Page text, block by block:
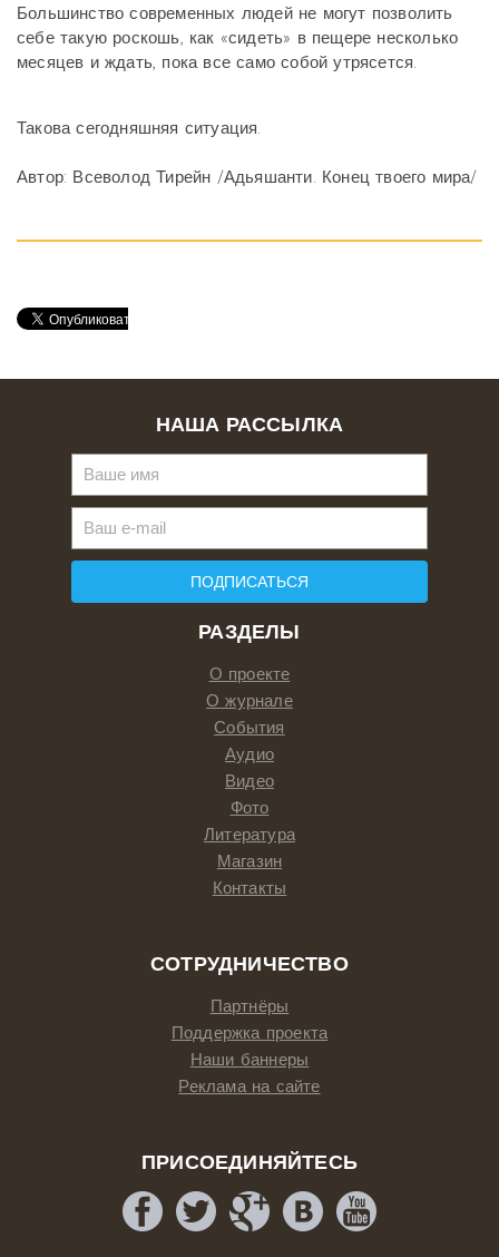
Большинство современных людей не могут позволить
себе такую роскошь, как «сидеть» в пещере несколько
месяцев и ждать, пока все само собой утрясется.
Такова сегодняшняя ситуация.
Автор: Всеволод Тирейн /Адьяшанти. Конец твоего мира/
РАЗДЕЛЫ
О проекте
О журнале
События
Аудио
Видео
Фото
Литература
Магазин
Контакты
СОТРУДНИЧЕСТВО
Партнёры
Поддержка проекта
Наши баннеры
Реклама на сайте
ПРИСОЕДИНЯЙТЕСЬ
НАША РАССЫЛКА
ПОДПИСАТЬСЯ